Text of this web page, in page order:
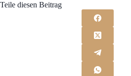
Teile diesen Beitrag